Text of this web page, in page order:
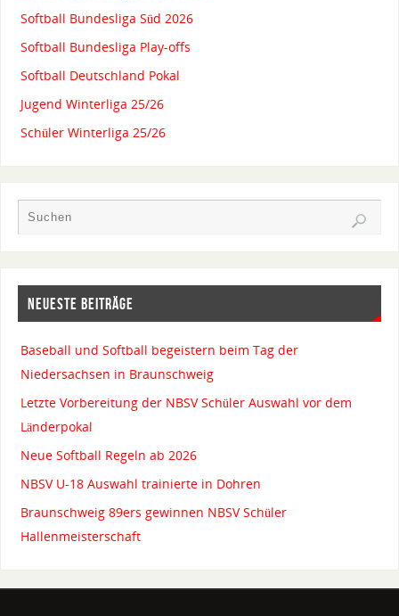
Softball Bundesliga Süd 2026
Softball Bundesliga Play-offs
Softball Deutschland Pokal
Jugend Winterliga 25/26
Schüler Winterliga 25/26
NEUESTE BEITRÄGE
Baseball und Softball begeistern beim Tag der
Niedersachsen in Braunschweig
Letzte Vorbereitung der NBSV Schüler Auswahl vor dem
Länderpokal
Neue Softball Regeln ab 2026
NBSV U-18 Auswahl trainierte in Dohren
Braunschweig 89ers gewinnen NBSV Schüler
Hallenmeisterschaft